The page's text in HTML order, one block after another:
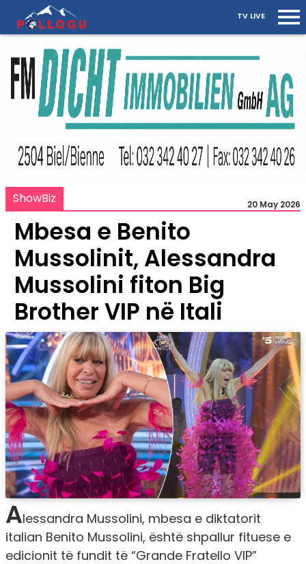
TV LIVE
ShowBiz 20 May 2026
Mbesa e Benito
Mussolinit, Alessandra
Mussolini fiton Big
Brother VIP në Itali
Alessandra Mussolini, mbesa e diktatorit
italian Benito Mussolini, është shpallur fituese e
edicionit të fundit të “Grande Fratello VIP”